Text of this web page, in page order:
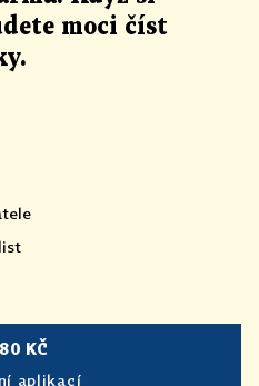
moci číst
.
KČ
aplikací